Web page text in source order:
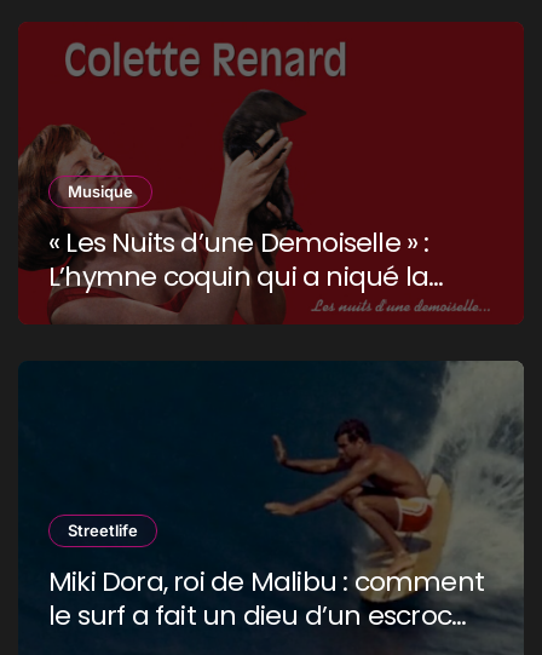
Musique
« Les Nuits d’une Demoiselle » :
L’hymne coquin qui a niqué la
censure !
Streetlife
Miki Dora, roi de Malibu : comment
le surf a fait un dieu d’un escroc